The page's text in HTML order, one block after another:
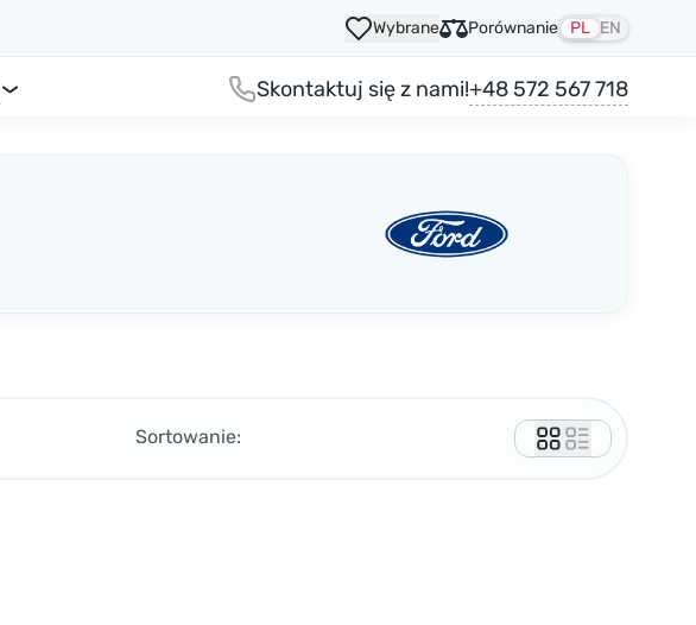
Wybrane Porównanie PL EN
Skontaktuj się z nami!+48 572 567 718
Sortowanie: